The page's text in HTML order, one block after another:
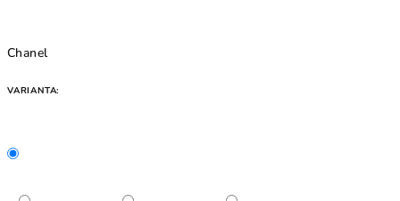
Chanel
VARIANTA: